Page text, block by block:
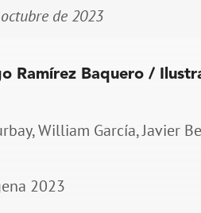
de 2023
Ramírez Baquero /